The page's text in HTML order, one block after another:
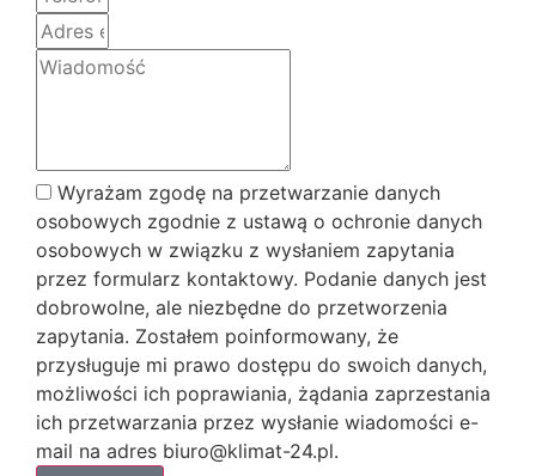
Wyrażam zgodę na przetwarzanie danych
osobowych zgodnie z ustawą o ochronie danych
osobowych w związku z wysłaniem zapytania
przez formularz kontaktowy. Podanie danych jest
dobrowolne, ale niezbędne do przetworzenia
zapytania. Zostałem poinformowany, że
przysługuje mi prawo dostępu do swoich danych,
możliwości ich poprawiania, żądania zaprzestania
ich przetwarzania przez wysłanie wiadomości e-
mail na adres biuro@klimat-24.pl.